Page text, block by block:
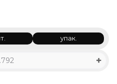
упак.